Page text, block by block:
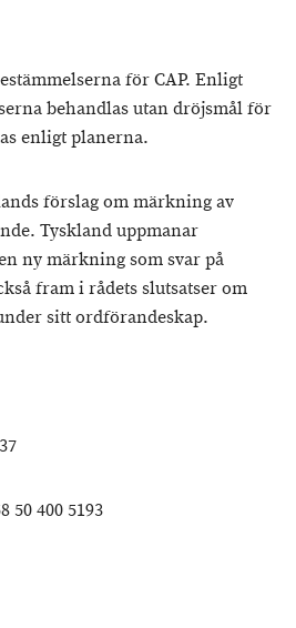
för CAP. Enligt
behandlas utan dröjsmål för
enligt planerna.
förslag om märkning av
Tyskland uppmanar
ny märkning som svar på
fram i rådets slutsatser om
sitt ordförandeskap.
50 400 5193